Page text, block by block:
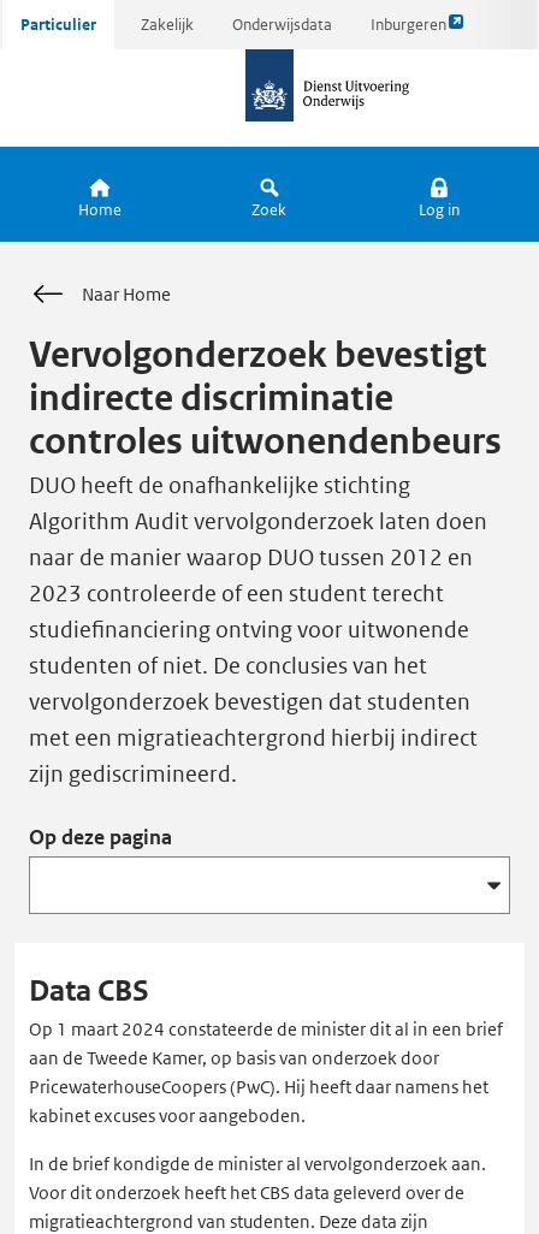
Ga
Particulier Zakelijk Onderwijsdata Inburgeren
Link
pagina
de
Home Zoek Log in
Naar Home
Vervolgonderzoek bevestigt
indirecte discriminatie
controles uitwonendenbeurs
DUO heeft de onafhankelijke stichting
Algorithm Audit vervolgonderzoek laten doen
naar de manier waarop DUO tussen 2012 en
2023 controleerde of een student terecht
studiefinanciering ontving voor uitwonende
studenten of niet. De conclusies van het
vervolgonderzoek bevestigen dat studenten
met een migratieachtergrond hierbij indirect
zijn gediscrimineerd.
Op deze pagina
Data CBS
Op 1 maart 2024 constateerde de minister dit al in een brief
aan de Tweede Kamer, op basis van onderzoek door
PricewaterhouseCoopers (PwC). Hij heeft daar namens het
kabinet excuses voor aangeboden.
In de brief kondigde de minister al vervolgonderzoek aan.
Voor dit onderzoek heeft het CBS data geleverd over de
migratieachtergrond van studenten. Deze data zijn